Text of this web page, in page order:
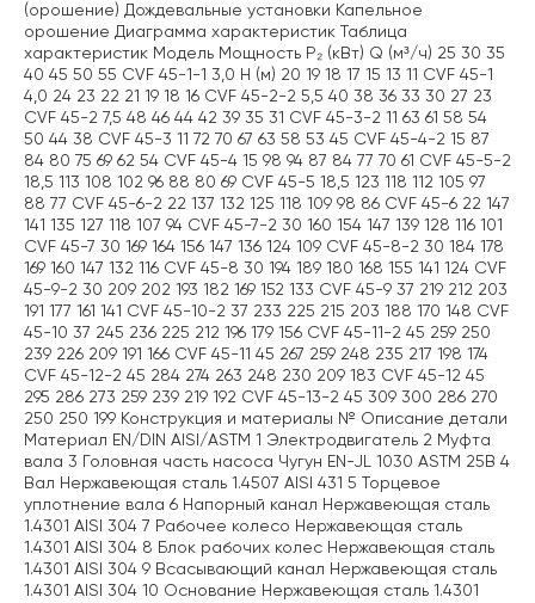
(орошение) Дождевальные установки Капельное
орошение Диаграмма характеристик Таблица
характеристик Модель Мощность P₂ (кВт) Q (м³/ч) 25 30 35
40 45 50 55 CVF 45-1-1 3,0 H (м) 20 19 18 17 15 13 11 CVF 45-1
4,0 24 23 22 21 19 18 16 CVF 45-2-2 5,5 40 38 36 33 30 27 23
CVF 45-2 7,5 48 46 44 42 39 35 31 CVF 45-3-2 11 63 61 58 54
50 44 38 CVF 45-3 11 72 70 67 63 58 53 45 CVF 45-4-2 15 87
84 80 75 69 62 54 CVF 45-4 15 98 94 87 84 77 70 61 CVF 45-5-2
18,5 113 108 102 96 88 80 69 CVF 45-5 18,5 123 118 112 105 97
88 77 CVF 45-6-2 22 137 132 125 118 109 98 86 CVF 45-6 22 147
141 135 127 118 107 94 CVF 45-7-2 30 160 154 147 139 128 116 101
CVF 45-7 30 169 164 156 147 136 124 109 CVF 45-8-2 30 184 178
169 160 147 132 116 CVF 45-8 30 194 189 180 168 155 141 124 CVF
45-9-2 30 209 202 193 182 169 152 133 CVF 45-9 37 219 212 203
191 177 161 141 CVF 45-10-2 37 233 225 215 203 188 170 148 CVF
45-10 37 245 236 225 212 196 179 156 CVF 45-11-2 45 259 250
239 226 209 191 166 CVF 45-11 45 267 259 248 235 217 198 174
CVF 45-12-2 45 284 274 263 248 230 209 183 CVF 45-12 45
295 286 273 259 239 219 192 CVF 45-13-2 45 309 300 286 270
250 250 199 Конструкция и материалы № Описание детали
Материал EN/DIN AISI/ASTM 1 Электродвигатель 2 Муфта
вала 3 Головная часть насоса Чугун EN-JL 1030 ASTM 25B 4
Вал Нержавеющая сталь 1.4507 AISI 431 5 Торцевое
уплотнение вала 6 Напорный канал Нержавеющая сталь
1.4301 AISI 304 7 Рабочее колесо Нержавеющая сталь
1.4301 AISI 304 8 Блок рабочих колес Нержавеющая сталь
1.4301 AISI 304 9 Всасывающий канал Нержавеющая сталь
1.4301 AISI 304 10 Основание Нержавеющая сталь 1.4301